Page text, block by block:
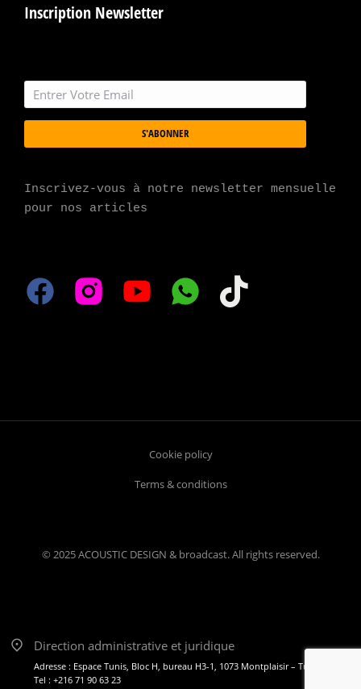
Inscription Newsletter
S'ABONNER
Inscrivez-vous à notre newsletter mensuelle
pour nos articles
© 2025 ACOUSTIC DESIGN & broadcast. All rights reserved.
Cookie policy
Terms & conditions
Direction administrative et juridique
Adresse : Espace Tunis, Bloc H, bureau H3-1, 1073 Montplaisir – Tunis
Tel : +216 71 90 63 23